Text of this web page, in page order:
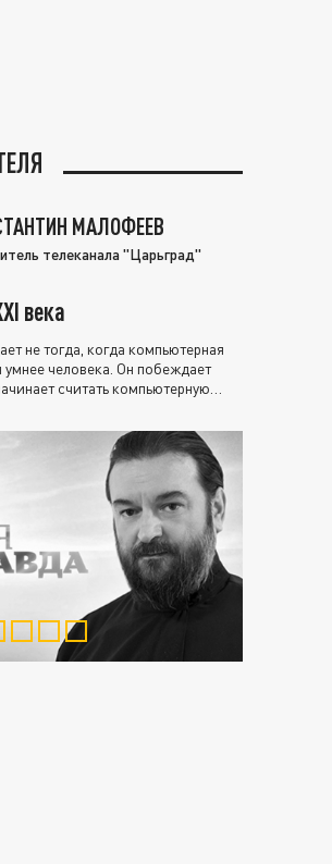
МАЛОФЕЕВ
телеканала "Царьград"
века
не тогда, когда компьютерная
умнее человека. Он побеждает
считать компьютерную